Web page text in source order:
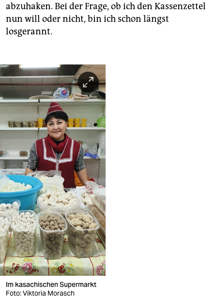
abzuhaken. Bei der Frage, ob ich den Kassenzettel
nun will oder nicht, bin ich schon längst
losgerannt.
Im kasachischen Supermarkt
Foto: Viktoria Morasch